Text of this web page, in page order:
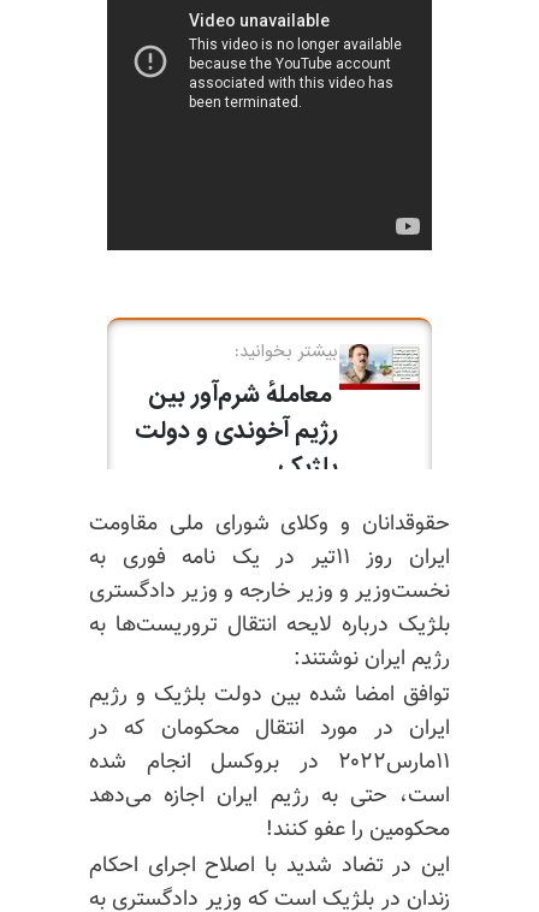
حقوقدانان و وکلای شورای ملی مقاومت
ایران روز ۱۱تیر در یک نامه فوری به
نخست‌وزیر و وزیر خارجه و وزیر دادگستری
بلژیک درباره لایحه انتقال تروریست‌ها به
رژیم ایران نوشتند:
توافق امضا شده بین دولت بلژیک و رژیم
ایران در مورد انتقال محکومان که در
۱۱مارس۲۰۲۲ در بروکسل انجام شده
است، حتی به رژیم ایران اجازه می‌دهد
محکومین را عفو کنند!
این در تضاد شدید با اصلاح اجرای احکام
زندان در بلژیک است که وزیر دادگستری به